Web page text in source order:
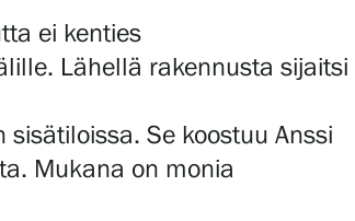
ei kenties
Lähellä rakennusta sijaitsi
Se koostuu Anssi
Mukana on monia